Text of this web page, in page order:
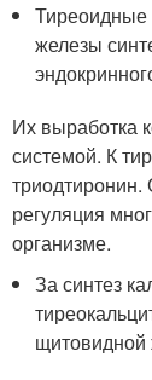
железы
Их выработка
системой. К
регуляция
организме.
За синтез
щитовидной